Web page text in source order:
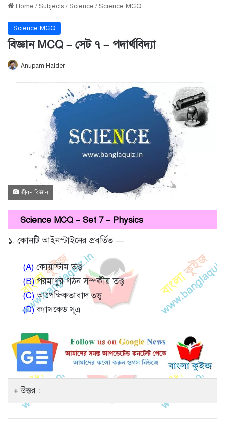
Home / Subjects / Science / Science MCQ
Science MCQ
বিজ্ঞান MCQ – সেট ৭ – পদার্থবিদ্যা
Anupam Halder
জীবন বিজ্ঞান
Science MCQ – Set 7 – Physics
১. কোনটি আইনস্টাইনের প্রবর্তিত —
(A) কোয়ান্টাম তত্ত্ব
(B)পরমাণুর গঠন সম্পর্কীয় তত্ত্ব
(C)আপেক্ষিকতাবাদ তত্ত্ব
(D)ক্যাসকেড সূত্র
উত্তর :